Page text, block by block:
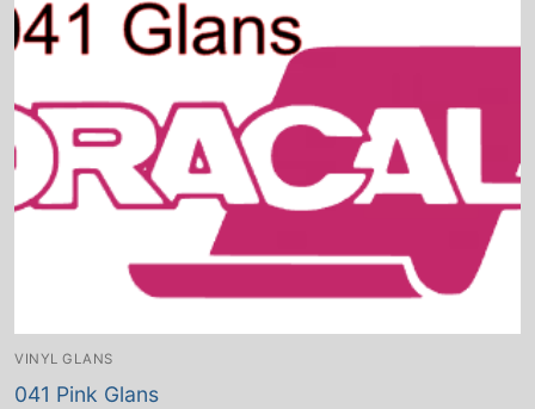
VINYL GLANS
041 Pink Glans